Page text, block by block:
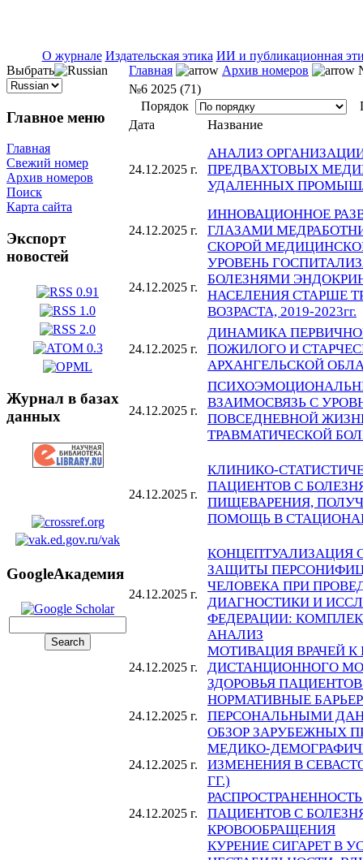
О журнале Издательская этика ИИ и публикационная
Выбрать
Главное меню
Главная
Свежий номер
Архив номеров
Поиск
Карта сайта
Экспорт
новостей
Журнал в базах
данных
GoogleАкадемия
Главная Архив номеров
№6 2025 (71)
Порядок
Дата
Название
24.12.2025 г.
АНАЛИЗ
ПРЕДВАХТОВЫХ
УДАЛЕННЫХ
24.12.2025 г.
ИННОВАЦИОННОЕ
ГЛАЗАМИ
СКОРОЙ
24.12.2025 г.
УРОВЕНЬ
БОЛЕЗНЯМИ
НАСЕЛЕНИЯ СТАРШЕ
ВОЗРАСТА, 2019-2023гг.
24.12.2025 г.
ДИНАМИКА
ПОЖИЛОГО И
АРХАНГЕЛЬСКОЙ
24.12.2025 г.
ВЗАИМОСВЯЗЬ С
ПОВСЕДНЕВНОЙ
ТРАВМАТИЧЕСКОЙ
24.12.2025 г.
КЛИНИКО-
ПАЦИЕНТОВ С
ПИЩЕВАРЕНИЯ,
ПОМОЩЬ В
24.12.2025 г.
КОНЦЕПТУАЛИЗАЦИЯ
ЗАЩИТЫ
ЧЕЛОВЕКА ПРИ
ДИАГНОСТИКИ И
ФЕДЕРАЦИИ:
АНАЛИЗ
24.12.2025 г.
МОТИВАЦИЯ ВРАЧЕЙ
ДИСТАНЦИОННОГО
ЗДОРОВЬЯ
24.12.2025 г.
НОРМАТИВНЫЕ
ПЕРСОНАЛЬНЫМИ
ОБЗОР ЗАРУБЕЖНЫХ
24.12.2025 г.
МЕДИКО-
ИЗМЕНЕНИЯ В
ГГ.)
24.12.2025 г.
ПАЦИЕНТОВ С
КРОВООБРАЩЕНИЯ
КУРЕНИЕ СИГАРЕТ В